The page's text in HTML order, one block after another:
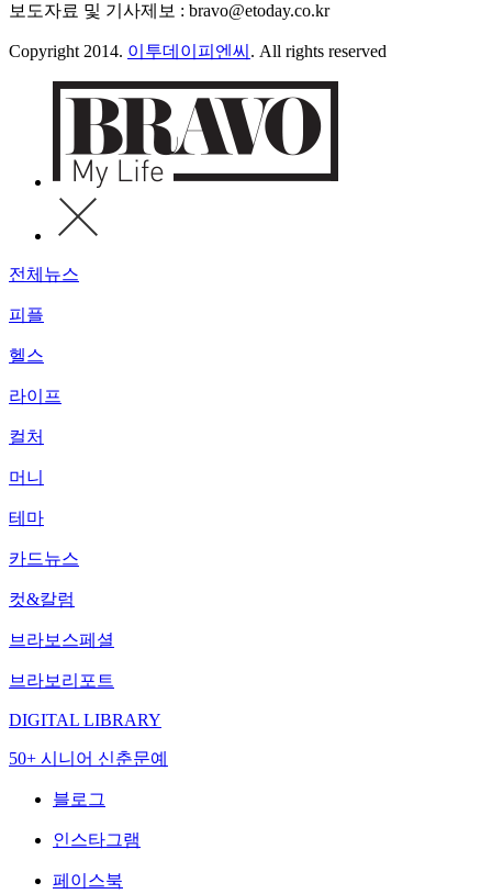
보도자료 및 기사제보 : bravo@etoday.co.kr
Copyright 2014. 이투데이피엔씨 . All rights reserved
전체뉴스
피플
헬스
라이프
컬처
머니
테마
카드뉴스
컷&칼럼
브라보스페셜
브라보리포트
DIGITAL LIBRARY
50+ 시니어 신춘문예
블로그
인스타그램
페이스북